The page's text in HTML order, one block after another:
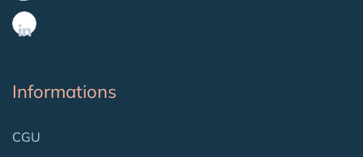
Informations
CGU